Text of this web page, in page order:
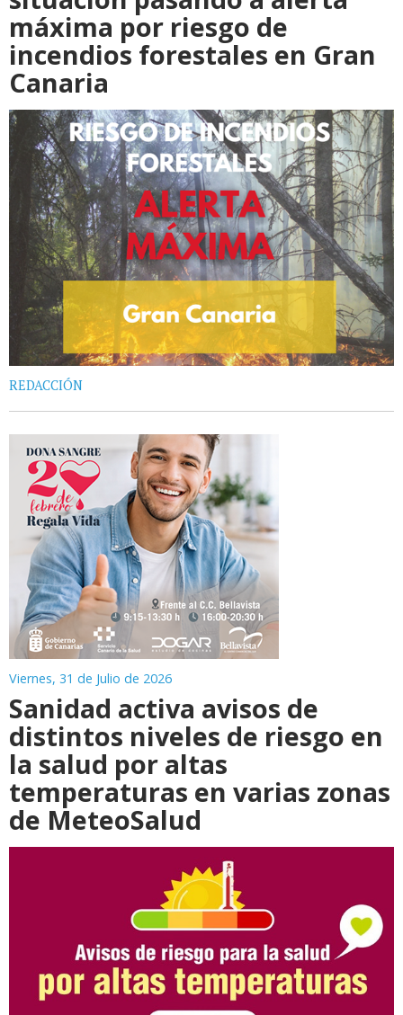
máxima por riesgo de
incendios forestales en Gran
Canaria
REDACCIÓN
Viernes, 31 de Julio de 2026
Sanidad activa avisos de
distintos niveles de riesgo en
la salud por altas
temperaturas en varias zonas
de MeteoSalud